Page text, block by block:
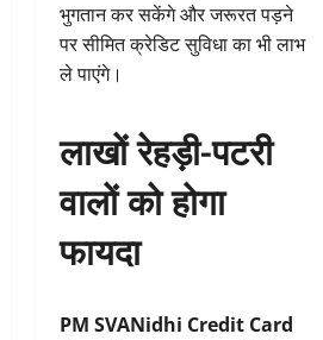
भुगतान कर सकेंगे और जरूरत पड़ने
पर सीमित क्रेडिट सुविधा का भी लाभ
ले पाएंगे।
लाखों रेहड़ी-पटरी
वालों को होगा
फायदा
PM SVANidhi Credit Card